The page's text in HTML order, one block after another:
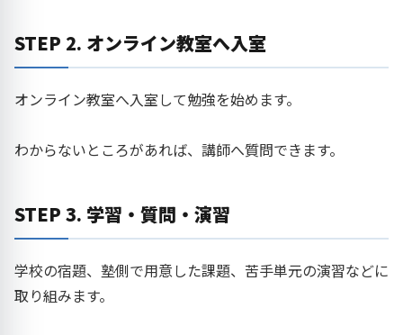
STEP 2. オンライン教室へ入室
オンライン教室へ入室して勉強を始めます。
わからないところがあれば、講師へ質問できます。
STEP 3. 学習・質問・演習
学校の宿題、塾側で用意した課題、苦手単元の演習などに
取り組みます。